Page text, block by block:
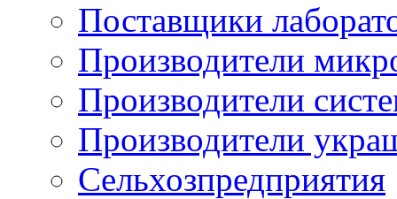
Поставщики
Производители
Производители
Производители
Сельхозпредприятия